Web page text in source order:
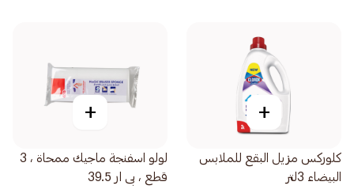
+
كلوركس مزيل البقع للملابس
البيضاء 3لتر
+
لولو اسفنجة ماجيك ممحاة ، 3
قطع ، بى ار 39.5